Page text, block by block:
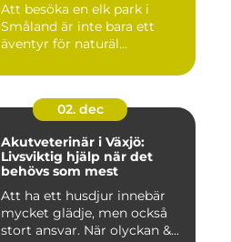
Att besöka en elk park i
Småland är inte bara ett
äventyr för naturäl...
02. dec
Akutveterinär i Växjö:
Livsviktig hjälp när det
behövs som mest
Att ha ett husdjur innebär
mycket glädje, men också
stort ansvar. När olyckan &...